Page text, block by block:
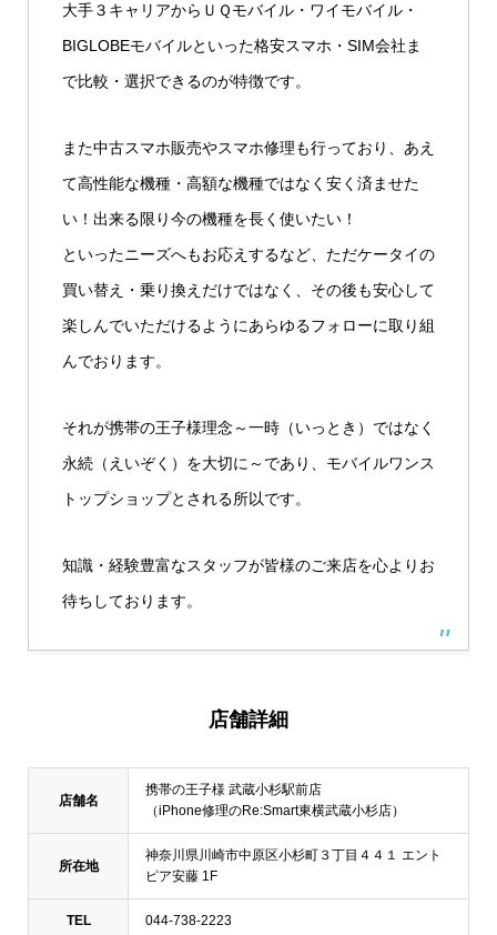
大手３キャリアからＵＱモバイル・ワイモバイル・
BIGLOBEモバイルといった格安スマホ・SIM会社ま
で比較・選択できるのが特徴です。
また中古スマホ販売やスマホ修理も行っており、あえ
て高性能な機種・高額な機種ではなく安く済ませた
い！出来る限り今の機種を長く使いたい！
といったニーズへもお応えするなど、ただケータイの
買い替え・乗り換えだけではなく、その後も安心して
楽しんでいただけるようにあらゆるフォローに取り組
んでおります。
それが携帯の王子様理念～一時（いっとき）ではなく
永続（えいぞく）を大切に～であり、モバイルワンス
トップショップとされる所以です。
知識・経験豊富なスタッフが皆様のご来店を心よりお
待ちしております。
店舗詳細
店舗名
携帯の王子様 武蔵小杉駅前店
（iPhone修理のRe:Smart東横武蔵小杉店）
所在地
神奈川県川崎市中原区小杉町３丁目４４１ エント
ピア安藤 1F
TEL 044-738-2223